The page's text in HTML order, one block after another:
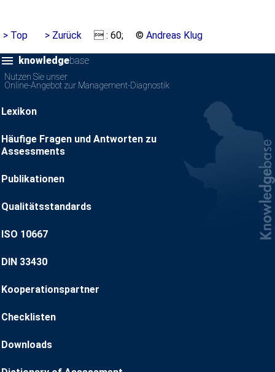
knowledgebase
Nutzen Sie unser
Online-Angebot zur Management-Diagnostik
Lexikon
Häufige Fragen und Antworten zu
Assessments
Publikationen
Qualitätsstandards
ISO 10667
DIN 33430
Kooperationspartner
Checklisten
Downloads
> Top > Zurück  : 60; © Andreas Klug